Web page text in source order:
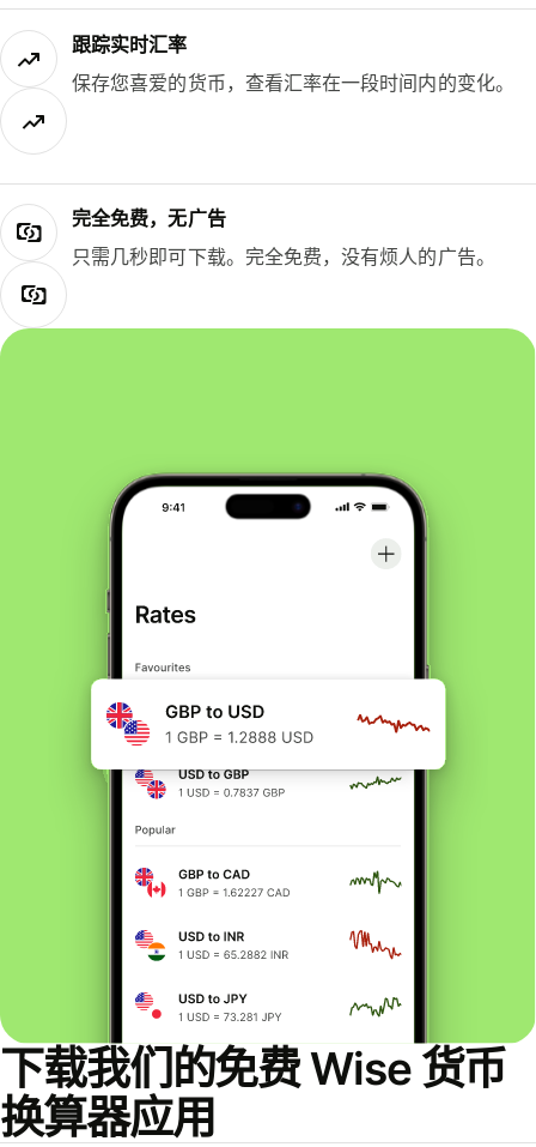
跟踪实时汇率
保存您喜爱的货币，查看汇率在一段时间内的变化。
完全免费，无广告
只需几秒即可下载。完全免费，没有烦人的广告。
下载我们的免费 Wise 货币
换算器应用